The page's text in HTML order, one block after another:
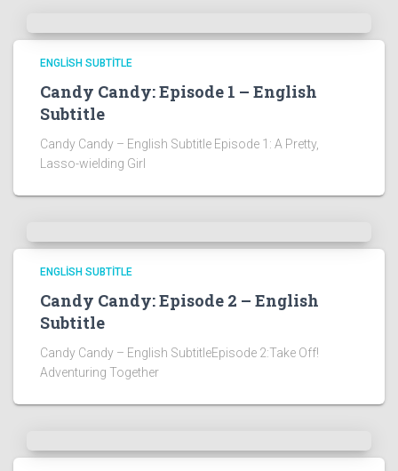
ENGLISH SUBTITLE
Candy Candy: Episode 1 – English
Subtitle
Candy Candy – English Subtitle Episode 1: A Pretty,
Lasso-wielding Girl
ENGLISH SUBTITLE
Candy Candy: Episode 2 – English
Subtitle
Candy Candy – English SubtitleEpisode 2:Take Off!
Adventuring Together